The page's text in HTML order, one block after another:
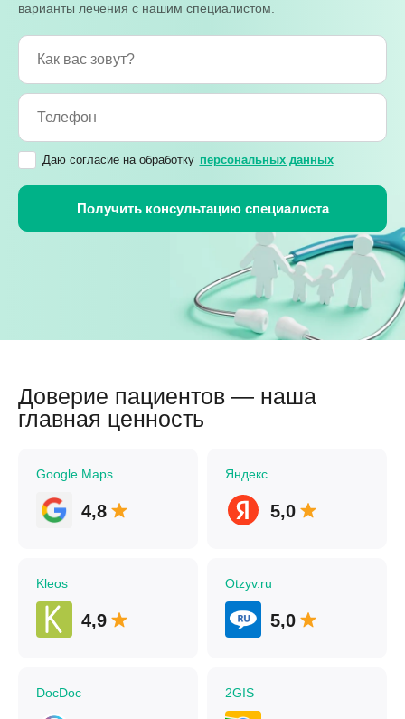
варианты лечения с нашим специалистом.
Даю согласие на обработку персональных данных
Доверие пациентов — наша
главная ценность
Google Maps
4,8
Яндекс
5,0
Kleos
4,9
Otzyv.ru
5,0
DocDoc 2GIS